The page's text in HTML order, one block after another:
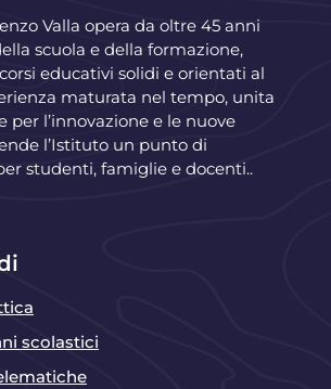
Valla opera da oltre 45 anni
scuola e della formazione,
educativi solidi e orientati al
maturata nel tempo, unita
per l’innovazione e le nuove
l’Istituto un punto di
studenti, famiglie e docenti..
scolastici